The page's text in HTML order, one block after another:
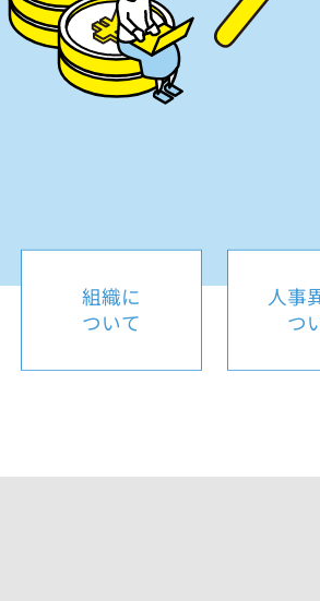
組織に
ついて
人事
つ